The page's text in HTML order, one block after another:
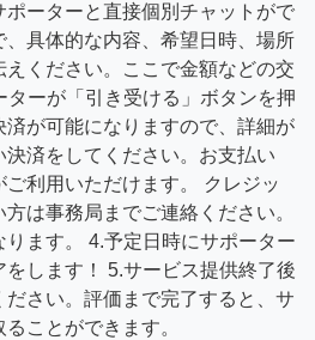
ポーターと直接個別チャットがで
、具体的な内容、希望日時、場所
ください。ここで金額などの交
ターが「引き受ける」ボタンを押
済が可能になりますので、詳細が
済をしてください。お支払い
利用いただけます。 クレジッ
は事務局までご連絡ください。
ます。 4.予定日時にサポーター
します！ 5.サービス提供終了後
さい。評価まで完了すると、サ
ことができます。